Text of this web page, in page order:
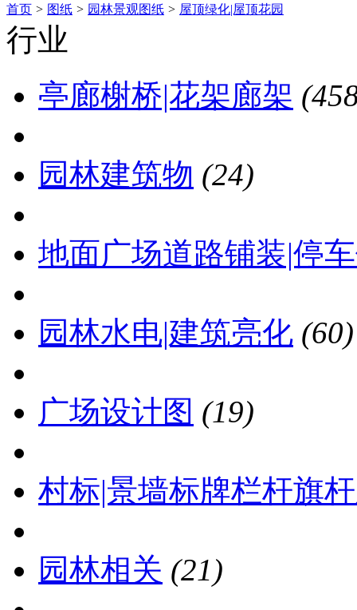
首页 > 图纸 > 园林景观图纸 > 屋顶绿化|屋顶花园
行业
亭廊榭桥|花架廊架
园林建筑物 (24)
地面广场道路铺装|停
园林水电|建筑亮化 (60)
广场设计图 (19)
村标|景墙标牌栏杆旗
园林相关 (21)